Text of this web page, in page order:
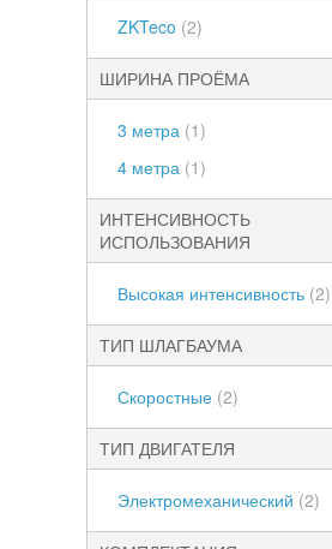
ZKTeco (2)
ШИРИНА ПРОЁМА
3 метра (1)
4 метра (1)
ИНТЕНСИВНОСТЬ
ИСПОЛЬЗОВАНИЯ
Высокая интенсивность (2)
ТИП ШЛАГБАУМА
Скоростные (2)
ТИП ДВИГАТЕЛЯ
Электромеханический (2)